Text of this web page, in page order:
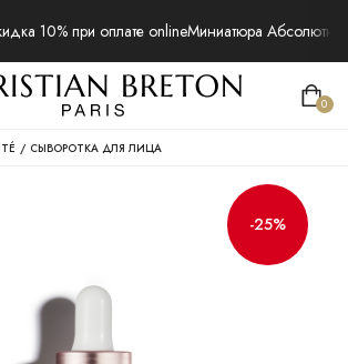
10% при оплате onlineМиниатюра
0
/ СЫВОРОТКА ДЛЯ ЛИЦА
-25%